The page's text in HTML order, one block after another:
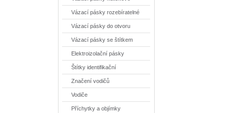
Vázací pásky rozebíratelné
Vázací pásky do otvoru
Vázací pásky se štítkem
Elektroizolační pásky
Štítky identifikační
Značení vodičů
Vodiče
Příchytky a objímky